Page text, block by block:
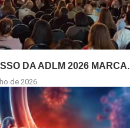
DA ADLM 2026 MARCA...
de 2026